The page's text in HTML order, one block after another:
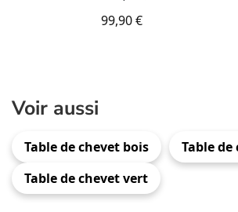
99,90€
Voir aussi
Table de chevet bois Table
Table de chevet vert